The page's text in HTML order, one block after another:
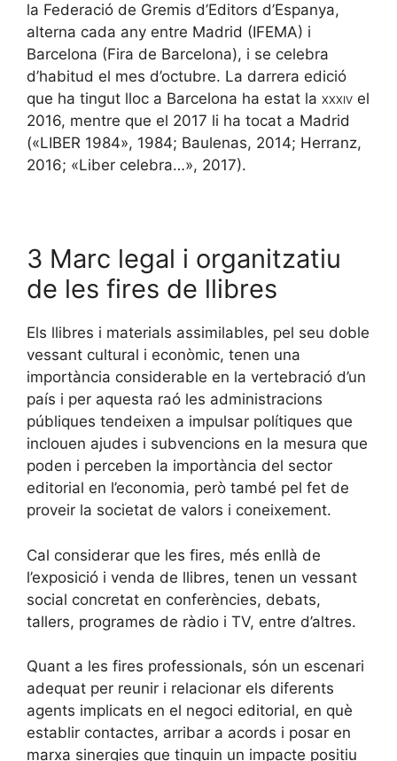
la Federació de Gremis d’Editors d’Espanya,
alterna cada any entre Madrid (IFEMA) i
Barcelona (Fira de Barcelona), i se celebra
d’habitud el mes d’octubre. La darrera edició
que ha tingut lloc a Barcelona ha estat la xxxiv el
2016, mentre que el 2017 li ha tocat a Madrid
(«LIBER 1984», 1984; Baulenas, 2014; Herranz,
2016; «Liber celebra…», 2017).
3 Marc legal i organitzatiu
de les fires de llibres
Els llibres i materials assimilables, pel seu doble
vessant cultural i econòmic, tenen una
importància considerable en la vertebració d’un
país i per aquesta raó les administracions
públiques tendeixen a impulsar polítiques que
inclouen ajudes i subvencions en la mesura que
poden i perceben la importància del sector
editorial en l’economia, però també pel fet de
proveir la societat de valors i coneixement.
Cal considerar que les fires, més enllà de
l’exposició i venda de llibres, tenen un vessant
social concretat en conferències, debats,
tallers, programes de ràdio i TV, entre d’altres.
Quant a les fires professionals, són un escenari
adequat per reunir i relacionar els diferents
agents implicats en el negoci editorial, en què
establir contactes, arribar a acords i posar en
marxa sinergies que tinguin un impacte positiu